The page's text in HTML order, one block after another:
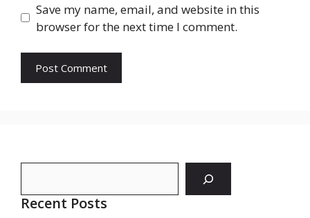
Save my name, email, and website in this
browser for the next time I comment.
Recent Posts